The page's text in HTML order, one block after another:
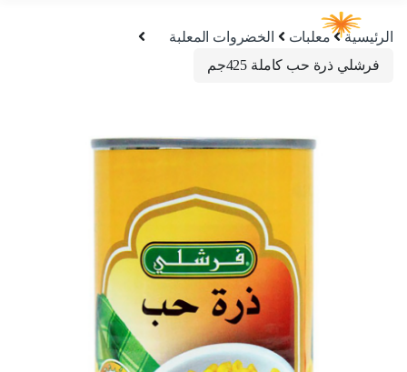
الرئيسية معلبات
الخضروات المعلبة
فرشلي ذرة حب كاملة 425جم